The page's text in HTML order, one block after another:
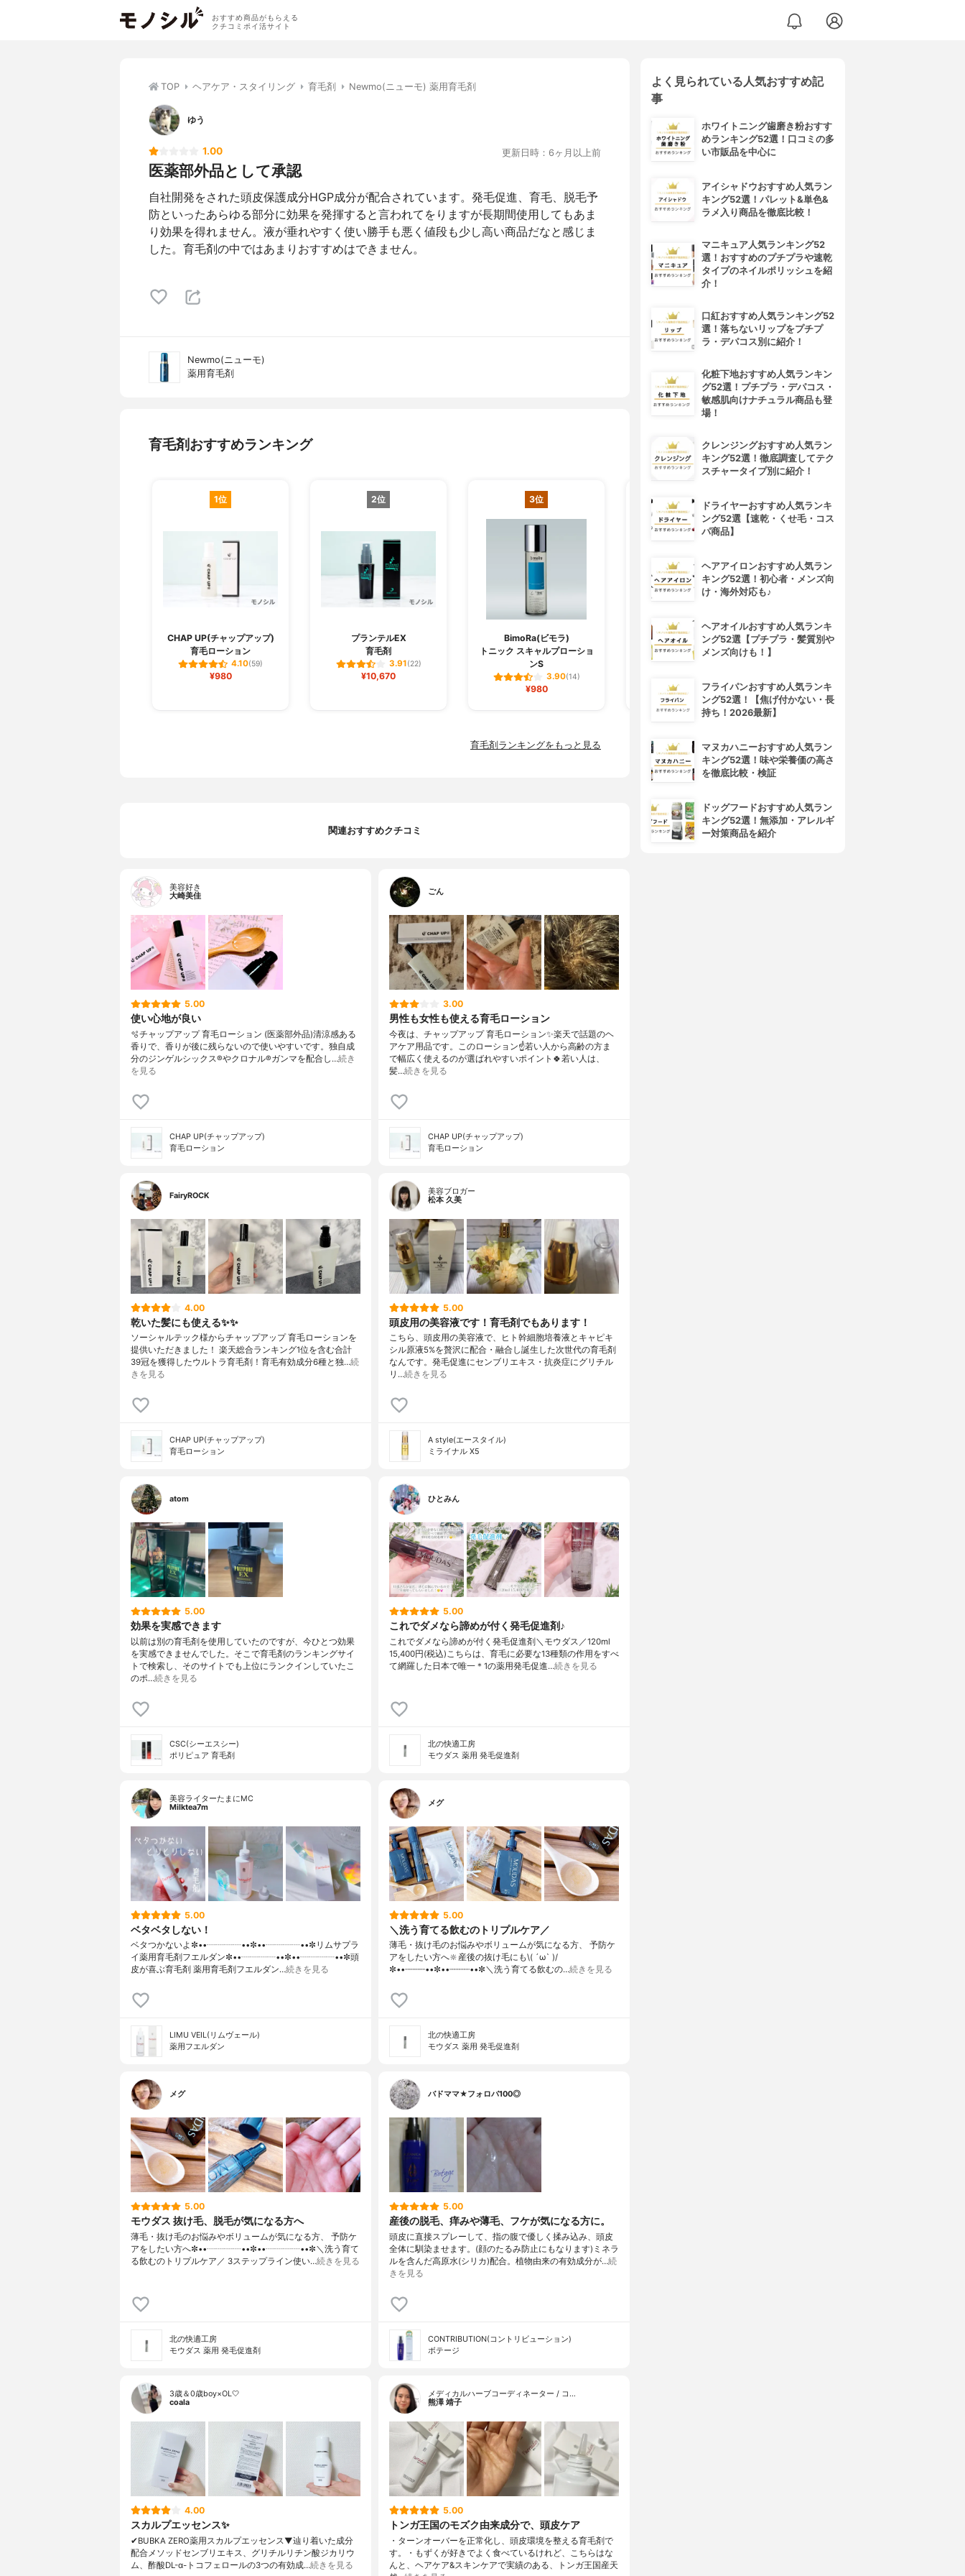
おすすめ商品がもらえる
クチコミポイ活サイト
TOP ヘアケア・スタイリング 育毛剤 Newmo(ニューモ) 薬用育毛剤
ゆう
1.00 更新日時：6ヶ月以上前
医薬部外品として承認
自社開発をされた頭皮保護成分HGP成分が配合されています。発毛促進、育毛、脱毛予
防といったあらゆる部分に効果を発揮すると言われてをりますが長期間使用してもあま
り効果を得れません。液が垂れやすく使い勝手も悪く値段も少し高い商品だなと感じま
した。育毛剤の中ではあまりおすすめはできません。
Newmo(ニューモ)
薬用育毛剤
育毛剤おすすめランキング
1位
CHAP UP(チャップアップ)
育毛ローション
4.10(59)
¥980
2位
プランテルEX
育毛剤
3.91(22)
¥10,670
3位
BimoRa(ビモラ)
トニック スキャルプローショ
ンS
3.90(14)
¥980
4位
&GINO(アンドジーノ)
プレミアムグローパワー
FINJIA(フィンジア)
育毛剤ランキングをもっと見る
関連おすすめクチコミ
美容好き
大崎美佳
5.00
使い心地が良い
🫧チャップアップ 育毛ローション (医薬部外品)清涼感ある
香りで、香りが後に残らないので使いやすいです。独自成
分のジンゲルシックス®やクロナル®ガンマを配合し…続き
を見る
CHAP UP(チャップアップ)
育毛ローション
ごん
3.00
男性も女性も使える育毛ローション
今夜は、チャップアップ 育毛ローション✨楽天で話題のヘ
アケア用品です。このローション☝️若い人から高齢の方ま
で幅広く使えるのが選ばれやすいポイント🍀若い人は、
髪…続きを見る
CHAP UP(チャップアップ)
育毛ローション
FairyROCK
4.00
乾いた髪にも使える✨✨
ソーシャルテック様からチャップアップ 育毛ローションを
提供いただきました！ 楽天総合ランキング1位を含む合計
39冠を獲得したウルトラ育毛剤！育毛有効成分6種と独…続
きを見る
CHAP UP(チャップアップ)
育毛ローション
美容ブロガー
松本 久美
5.00
頭皮用の美容液です！育毛剤でもあります！
こちら、頭皮用の美容液で、ヒト幹細胞培養液とキャピキ
シル原液5%を贅沢に配合・融合し誕生した次世代の育毛剤
なんです。発毛促進にセンブリエキス・抗炎症にグリチル
リ…続きを見る
A style(エースタイル)
ミライナル X5
atom
5.00
効果を実感できます
以前は別の育毛剤を使用していたのですが、今ひとつ効果
を実感できませんでした。そこで育毛剤のランキングサイ
トで検索し、そのサイトでも上位にランクインしていたこ
のポ…続きを見る
CSC(シーエスシー)
ポリピュア 育毛剤
ひとみん
5.00
これでダメなら諦めが付く発毛促進剤♪
これでダメなら諦めが付く発毛促進剤＼モウダス／120ml
15,400円(税込)こちらは、育毛に必要な13種類の作用をすべ
て網羅した日本で唯一＊1の薬用発毛促進…続きを見る
北の快適工房
モウダス 薬用 発毛促進剤
美容ライターたまにMC
Milktea7m
5.00
ベタベタしない！
ベタつかないよ✼••┈┈┈┈••✼••┈┈┈┈••✼リムサプラ
イ薬用育毛剤フエルダン✼••┈┈┈┈••✼••┈┈┈┈••✼頭
皮が喜ぶ育毛剤 薬用育毛剤フエルダン…続きを見る
LIMU VEIL(リムヴェール)
薬用フエルダン
メグ
5.00
＼洗う育てる飲むのトリプルケア／
薄毛・抜け毛のお悩みやボリュームが気になる方、 予防ケ
アをしたい方へ🔆産後の抜け毛にも\( ´ω` )/
✼••┈┈┈┈••✼••┈┈┈┈••✼＼洗う育てる飲むの…続きを見る
北の快適工房
モウダス 薬用 発毛促進剤
メグ
5.00
モウダス 抜け毛、脱毛が気になる方へ
薄毛・抜け毛のお悩みやボリュームが気になる方、 予防ケ
アをしたい方へ✼••┈┈┈┈••✼••┈┈┈┈••✼＼洗う育て
る飲むのトリプルケア／ 3ステップライン使い…続きを見る
北の快適工房
モウダス 薬用 発毛促進剤
バドママ★フォロバ100◎
5.00
産後の脱毛、痒みや薄毛、フケが気になる方に。
頭皮に直接スプレーして、指の腹で優しく揉み込み、頭皮
全体に馴染ませます。(顔のたるみ防止にもなります)ミネラ
ルを含んだ高原水(シリカ)配合。植物由来の有効成分が…続
きを見る
CONTRIBUTION(コントリビューション)
ボテージ
3歳＆0歳boy×OL🤍
coala
4.00
スカルプエッセンス✨
✔︎BUBKA ZERO薬用スカルプエッセンス▼辿り着いた成分
配合メソッドセンブリエキス、グリチルリチン酸ジカリウ
ム、酢酸DL-α-トコフェロールの3つの有効成…続きを見る
メディカルハーブコーディネーター / コ…
熊澤 靖子
5.00
トンガ王国のモズク由来成分で、頭皮ケア
・ターンオーバーを正常化し、頭皮環境を整える育毛剤で
す。・もずくが好きでよく食べているけれど、こちらはな
んと、ヘアケア&スキンケアで実績のある、トンガ王国産天
よく見られている人気おすすめ記
事
ホワイトニング歯磨き粉おすす
めランキング52選！口コミの多
い市販品を中心に
アイシャドウおすすめ人気ラン
キング52選！パレット&単色&
ラメ入り商品を徹底比較！
マニキュア人気ランキング52
選！おすすめのプチプラや速乾
タイプのネイルポリッシュを紹
介！
口紅おすすめ人気ランキング52
選！落ちないリップをプチプ
ラ・デパコス別に紹介！
化粧下地おすすめ人気ランキン
グ52選！プチプラ・デパコス・
敏感肌向けナチュラル商品も登
場！
クレンジングおすすめ人気ラン
キング52選！徹底調査してテク
スチャータイプ別に紹介！
ドライヤーおすすめ人気ランキ
ング52選【速乾・くせ毛・コス
パ商品】
ヘアアイロンおすすめ人気ラン
キング52選！初心者・メンズ向
け・海外対応も♪
ヘアオイルおすすめ人気ランキ
ング52選【プチプラ・髪質別や
メンズ向けも！】
フライパンおすすめ人気ランキ
ング52選！【焦げ付かない・長
持ち！2026最新】
マヌカハニーおすすめ人気ラン
キング52選！味や栄養価の高さ
を徹底比較・検証
ドッグフードおすすめ人気ラン
キング52選！無添加・アレルギ
ー対策商品を紹介